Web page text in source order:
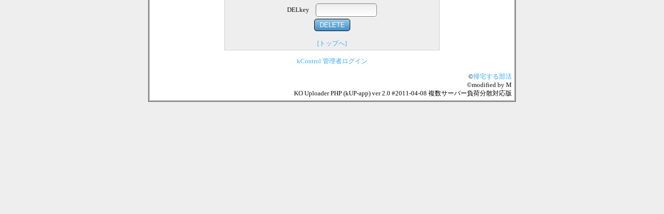
DELkey
[トップへ]
kControl 管理者ログイン
©帰宅する部活
©modified by M
KO Uploader PHP (kUP-app) ver 2.0 #2011-04-08 複数サーバー負荷分散対応版